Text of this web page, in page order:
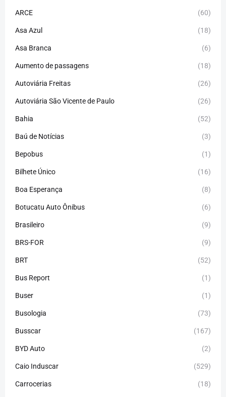
ARCE (60)
Asa Azul (18)
Asa Branca (6)
Aumento de passagens (18)
Autoviária Freitas (26)
Autoviária São Vicente de Paulo (26)
Bahia (52)
Baú de Notícias (3)
Bepobus (1)
Bilhete Único (16)
Boa Esperança (8)
Botucatu Auto Ônibus (6)
Brasileiro (9)
BRS-FOR (9)
BRT (52)
Bus Report (1)
Buser (1)
Busologia (73)
Busscar (167)
BYD Auto (2)
Caio Induscar (529)
Carrocerias (18)